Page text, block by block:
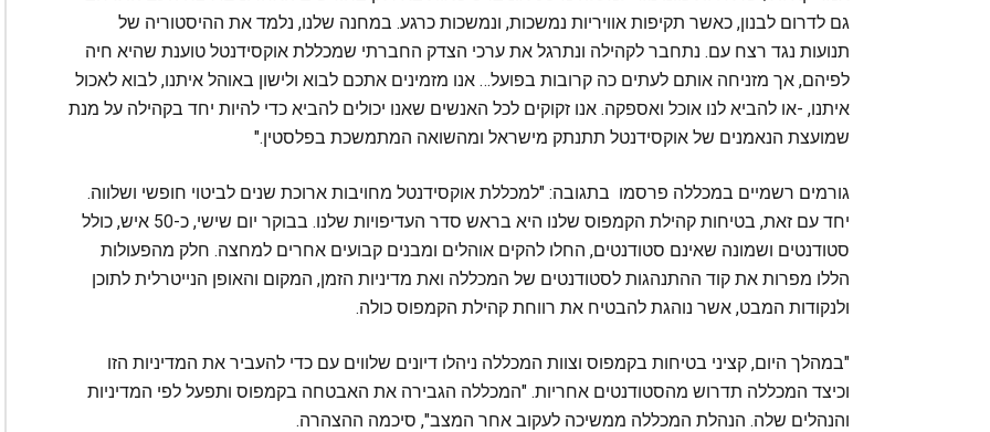
גם לדרום לבנון, כאשר תקיפות אוויריות נמשכות, ונמשכות כרגע. במחנה שלנו, נלמד את ההיסטוריה של
תנועות נגד רצח עם. נתחבר לקהילה ונתרגל את ערכי הצדק החברתי שמכללת אוקסידנטל טוענת שהיא חיה
לפיהם, אך מזניחה אותם לעתים כה קרובות בפועל… אנו מזמינים אתכם לבוא ולישון באוהל איתנו, לבוא לאכול
איתנו, -או להביא לנו אוכל ואספקה. אנו זקוקים לכל האנשים שאנו יכולים להביא כדי להיות יחד בקהילה על מנת
שמועצת הנאמנים של אוקסידנטל תתנתק מישראל ומהשואה המתמשכת בפלסטין."
גורמים רשמיים במכללה פרסמו בתגובה: "למכללת אוקסידנטל מחויבות ארוכת שנים לביטוי חופשי ושלווה.
יחד עם זאת, בטיחות קהילת הקמפוס שלנו היא בראש סדר העדיפויות שלנו. בבוקר יום שישי, כ-50 איש, כולל
סטודנטים ושמונה שאינם סטודנטים, החלו להקים אוהלים ומבנים קבועים אחרים למחצה. חלק מהפעולות
הללו מפרות את קוד ההתנהגות לסטודנטים של המכללה ואת מדיניות הזמן, המקום והאופן הנייטרלית לתוכן
ולנקודות המבט, אשר נוהגת להבטיח את רווחת קהילת הקמפוס כולה.
"במהלך היום, קציני בטיחות בקמפוס וצוות המכללה ניהלו דיונים שלווים עם כדי להעביר את המדיניות הזו
וכיצד המכללה תדרוש מהסטודנטים אחריות. "המכללה הגבירה את האבטחה בקמפוס ותפעל לפי המדיניות
והנהלים שלה. הנהלת המכללה ממשיכה לעקוב אחר המצב", סיכמה ההצהרה.